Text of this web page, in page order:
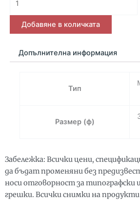
Съединителна
Ф32
Добавяне в количката
Допълнителна информация
Тип
Размер (ф)
Забележка: Всички цени,
да бъдат променяни без
носи отговорност за
грешки. Всички снимки на